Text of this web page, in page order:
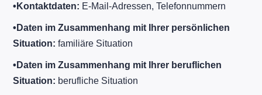
• Kontaktdaten: E-Mail-Adressen, Telefonnummern
• Daten im Zusammenhang mit Ihrer persönlichen
Situation:familiäre Situation
• Daten im Zusammenhang mit Ihrer beruflichen
Situation: berufliche Situation